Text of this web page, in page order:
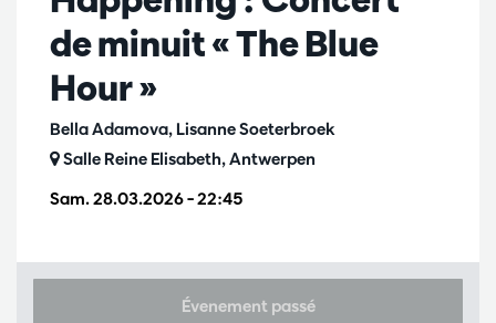
de minuit « The Blue
Hour »
Bella Adamova, Lisanne Soeterbroek
Sam. 28.03.2026– 22:45
Salle Reine Elisabeth, Antwerpen
Évenement passé